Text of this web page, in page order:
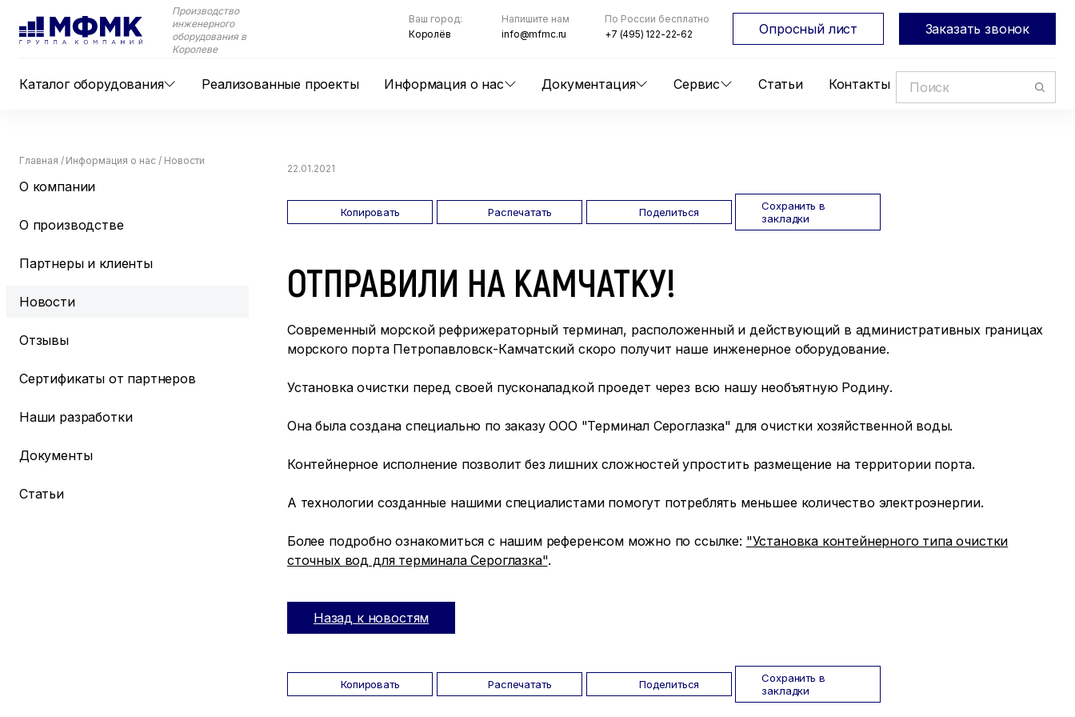
Производство
инженерного
оборудования в
Королеве
Каталог оборудования Реализованные проекты Информация о нас Документация Сервис Статьи Контакты
Ваш город:
Королёв
Напишите нам
info@mfmc.ru
По России бесплатно
+7 (495) 122-22-62
Опросный лист Заказать звонок
Главная / Информация о нас / Новости
О компании
О производстве
Партнеры и клиенты
Новости
Отзывы
Сертификаты от партнеров
Наши разработки
Документы
Статьи
22.01.2021
Копировать Распечатать Поделиться
Сохранить в
закладки
ОТПРАВИЛИ НА КАМЧАТКУ!
Современный морской рефрижераторный терминал, расположенный и действующий в административных границах
морского порта Петропавловск-Камчатский скоро получит наше инженерное оборудование.
Установка очистки перед своей пусконаладкой проедет через всю нашу необъятную Родину.
Она была создана специально по заказу ООО "Терминал Сероглазка" для очистки хозяйственной воды.
Контейнерное исполнение позволит без лишних сложностей упростить размещение на территории порта.
А технологии созданные нашими специалистами помогут потреблять меньшее количество электроэнергии.
Более подробно ознакомиться с нашим референсом можно по ссылке: "Установка контейнерного типа очистки
сточных вод для терминала Сероглазка".
Назад к новостям
Копировать Распечатать Поделиться
Сохранить в
закладки